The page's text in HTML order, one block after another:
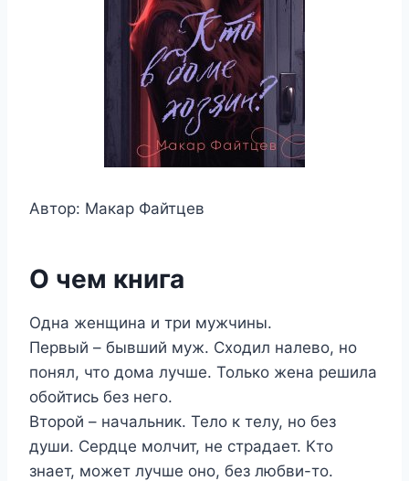
Автор: Макар Файтцев
О чем книга
Одна женщина и три мужчины.
Первый – бывший муж. Сходил налево, но
понял, что дома лучше. Только жена решила
обойтись без него.
Второй – начальник. Тело к телу, но без
души. Сердце молчит, не страдает. Кто
знает, может лучше оно, без любви-то.